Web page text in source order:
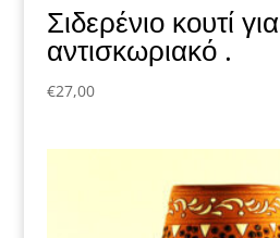
Σιδερένιο κουτί για
αντισκωριακό .
€27,00